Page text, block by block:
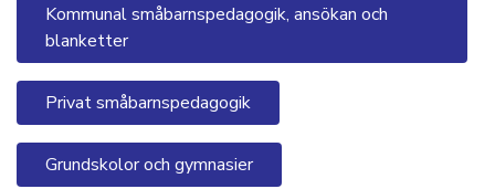
Kommunal småbarnspedagogik, ansökan och
blanketter
Privat småbarnspedagogik
Grundskolor och gymnasier